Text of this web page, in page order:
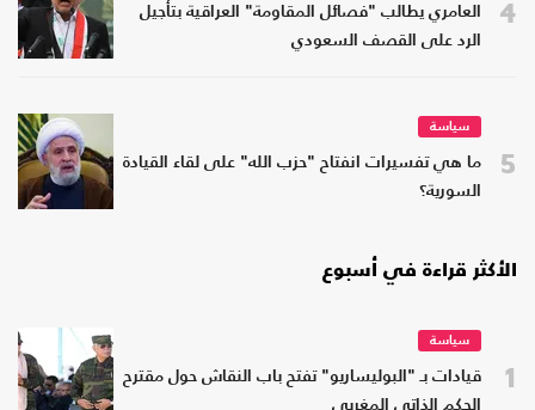
4
العامري يطالب "فصائل المقاومة" العراقية بتأجيل
الرد على القصف السعودي
5
سياسة
ما هي تفسيرات انفتاح "حزب الله" على لقاء القيادة
السورية؟
الأكثر قراءة في أسبوع
1
سياسة
قيادات بـ "البوليساريو" تفتح باب النقاش حول مقترح
الحكم الذاتي المغربي